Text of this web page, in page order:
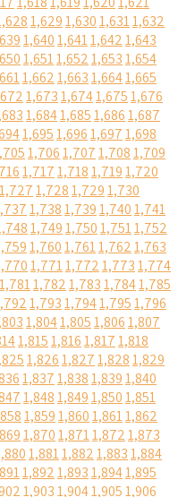
1,6291,6301,6311,632
1,6401,6411,6421,643
1,6511,6521,6531,654
1,6621,6631,6641,665
1,6731,6741,6751,676
1,6841,6851,6861,687
1,6951,6961,6971,698
1,7061,7071,7081,709
1,7171,7181,7191,720
1,7271,7281,7291,730
1,7381,7391,7401,741
1,7491,7501,7511,752
1,7601,7611,7621,763
1,7711,7721,7731,774
1,7811,7821,7831,7841,785
1,7931,7941,7951,796
1,8041,8051,8061,807
1,8151,8161,8171,818
1,8261,8271,8281,829
1,8371,8381,8391,840
1,8481,8491,8501,851
1,8591,8601,8611,862
1,8701,8711,8721,873
1,8811,8821,8831,884
1,8921,8931,8941,895
1,9031,9041,9051,906